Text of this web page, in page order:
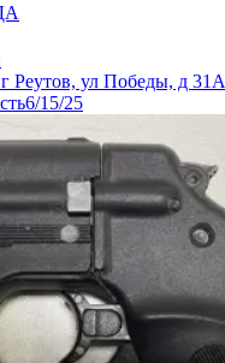
Реутов, ул Победы, д 31А
6/15/25